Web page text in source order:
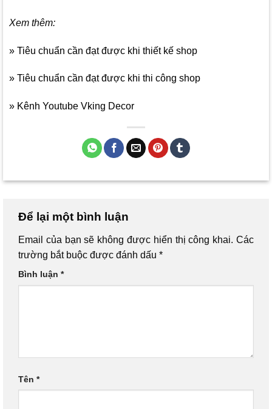
Xem thêm:
» Tiêu chuẩn cần đạt được khi thiết kế shop
» Tiêu chuẩn cần đạt được khi thi công shop
» Kênh Youtube Vking Decor
Để lại một bình luận
Email của bạn sẽ không được hiển thị công khai. Các
trường bắt buộc được đánh dấu *
Bình luận *
Tên *